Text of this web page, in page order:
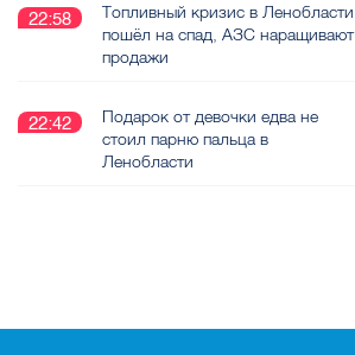
22:58
Топливный кризис в Ленобласти
пошёл на спад, АЗС наращивают
продажи
22:42
Подарок от девочки едва не
стоил парню пальца в
Ленобласти